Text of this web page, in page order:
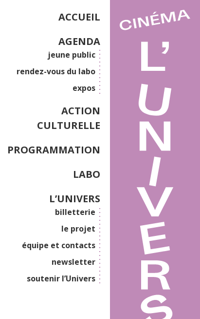
ACCUEIL
AGENDA
jeune public
rendez-vous du labo
expos
ACTION
CULTURELLE
PROGRAMMATION
LABO
L’UNIVERS
billetterie
le projet
équipe et contacts
newsletter
soutenir l’Univers